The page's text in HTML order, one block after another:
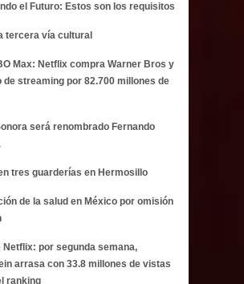
el Futuro: Estos son los requisitos
tercera vía cultural
Max: Netflix compra Warner Bros y
de streaming por 82.700 millones de
será renombrado Fernando
tres guarderías en Hermosillo
de la salud en México por omisión
Netflix: por segunda semana,
arrasa con 33.8 millones de vistas
ranking